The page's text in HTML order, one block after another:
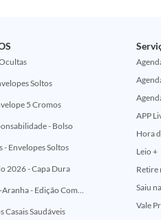
Soltos
5 Cromos
- Bolso
Envelopes Soltos
2026 - Capa Dura
Superman Vs. Homem-Aranha - Edição Comemorativa 50 Anos (Encontros Clássicos Dc E Marvel)
Casais Saudáveis
APP
Hora
Leio +
Retire
Saiu
Vale